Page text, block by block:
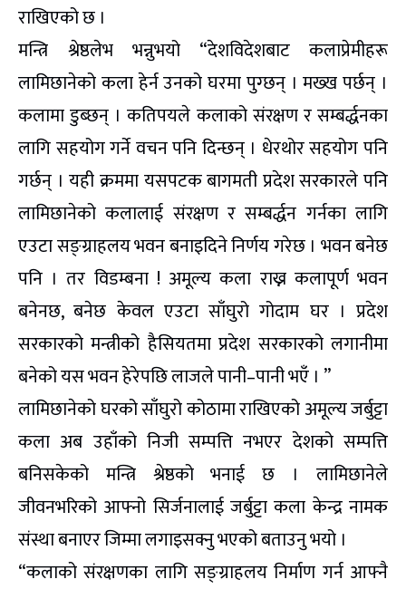
राखिएको छ ।
मन्त्रि श्रेष्ठलेभ भन्नुभयो “देशविदेशबाट कलाप्रेमीहरू
लामिछानेको कला हेर्न उनको घरमा पुग्छन् । मख्ख पर्छन् ।
कलामा डुब्छन् । कतिपयले कलाको संरक्षण र सम्बर्द्धनका
लागि सहयोग गर्ने वचन पनि दिन्छन् । धेरथोर सहयोग पनि
गर्छन् । यही क्रममा यसपटक बागमती प्रदेश सरकारले पनि
लामिछानेको कलालाई संरक्षण र सम्बर्द्धन गर्नका लागि
एउटा सङ्ग्राहलय भवन बनाइदिने निर्णय गरेछ । भवन बनेछ
पनि । तर विडम्बना ! अमूल्य कला राख्न कलापूर्ण भवन
बनेनछ, बनेछ केवल एउटा साँघुरो गोदाम घर । प्रदेश
सरकारको मन्त्रीको हैसियतमा प्रदेश सरकारको लगानीमा
बनेको यस भवन हेरेपछि लाजले पानी–पानी भएँ । ”
लामिछानेको घरको साँघुरो कोठामा राखिएको अमूल्य जर्बुट्टा
कला अब उहाँको निजी सम्पत्ति नभएर देशको सम्पत्ति
बनिसकेको मन्त्रि श्रेष्ठको भनाई छ । लामिछानेले
जीवनभरिको आफ्नो सिर्जनालाई जर्बुट्टा कला केन्द्र नामक
संस्था बनाएर जिम्मा लगाइसक्नु भएको बताउनु भयो ।
“कलाको संरक्षणका लागि सङ्ग्राहलय निर्माण गर्न आफ्नै